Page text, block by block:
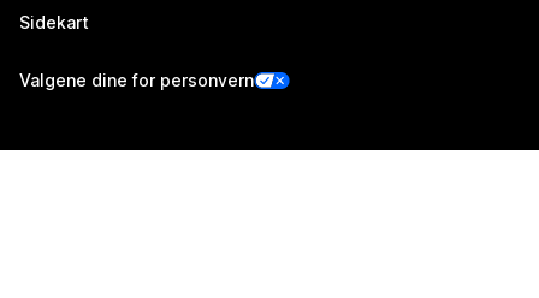
Sidekart
Valgene dine for personvern